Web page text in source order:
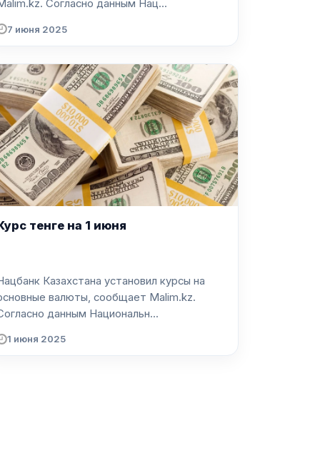
Malim.kz. Согласно данным Нац...
7 июня 2025
тенге на 1 июня
Казахстана установил курсы на
валюты, сообщает Malim.kz.
данным Национальн...
1 июня 2025